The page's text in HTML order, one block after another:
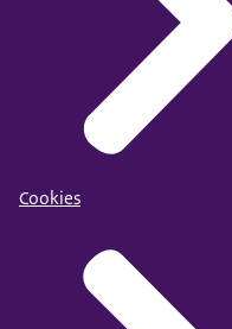
Cookies